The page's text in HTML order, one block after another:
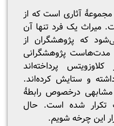
آثاری است که از
میراث یک فرد تنها آن
که پژوهشگران از
مدت‌هاست پژوهشگرانی
پرداخته‌اند
و ستایش کرده‌اند.
مشابهی درخصوص رابطۀ
شده است. حال
این چرخه شویم.